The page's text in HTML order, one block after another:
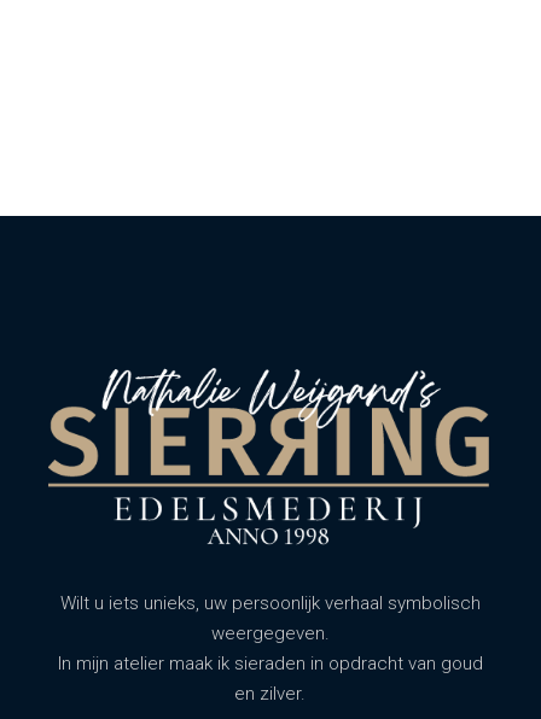
Wilt u iets unieks, uw persoonlijk verhaal symbolisch
weergegeven.
In mijn atelier maak ik sieraden in opdracht van goud
en zilver.